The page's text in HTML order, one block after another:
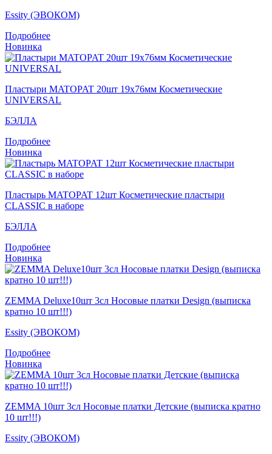
Essity (ЭВОКОМ)
Подробнее
Новинка
Пластыри MATOPAT 20шт 19x76мм Косметические
UNIVERSAL
БЭЛЛА
Подробнее
Новинка
Пластырь MATOPAT 12шт Косметические пластыри
CLASSIC в наборе
БЭЛЛА
Подробнее
Новинка
ZEMMA Deluxe10шт 3сл Носовые платки Design (выписка
кратно 10 шт!!!)
Essity (ЭВОКОМ)
Подробнее
Новинка
ZEMMA 10шт 3сл Носовые платки Детские (выписка кратно
10 шт!!!)
Essity (ЭВОКОМ)